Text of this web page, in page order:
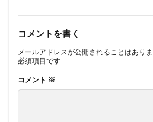
コメントを書く
メールアドレスが公開されることはありま
必須項目です
コメント ※